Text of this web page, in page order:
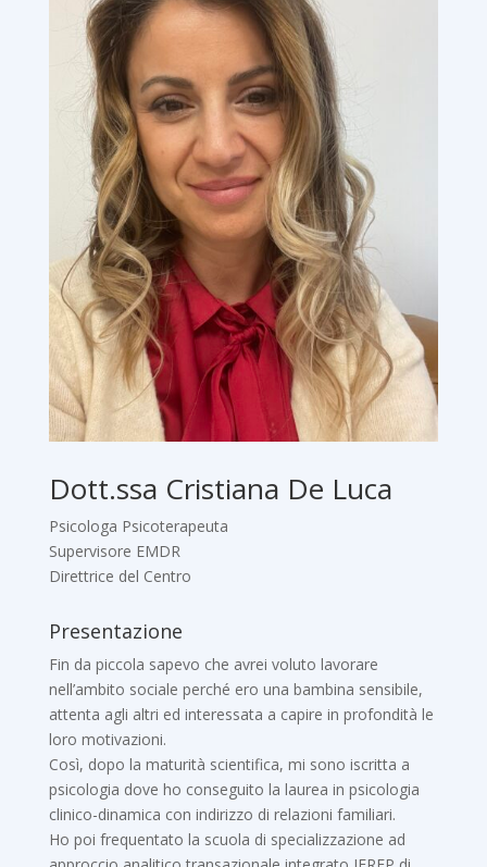
Dott.ssa Cristiana De Luca
Psicologa Psicoterapeuta
Supervisore EMDR
Direttrice del Centro
Presentazione
Fin da piccola sapevo che avrei voluto lavorare
nell’ambito sociale perché ero una bambina sensibile,
attenta agli altri ed interessata a capire in profondità le
loro motivazioni.
Così, dopo la maturità scientifica, mi sono iscritta a
psicologia dove ho conseguito la laurea in psicologia
clinico-dinamica con indirizzo di relazioni familiari.
Ho poi frequentato la scuola di specializzazione ad